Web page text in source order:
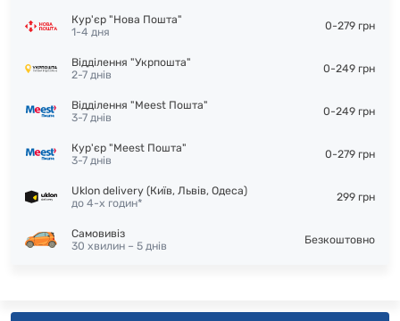
Кур'єр "Нова Пошта"
1-4 дня
0-279 грн
Відділення "Укрпошта"
2-7 днів
0-249 грн
Відділення "Meest Пошта"
3-7 днів
0-249 грн
Кур'єр "Meest Пошта"
3-7 днів
0-279 грн
Uklon delivery (Київ, Львів, Одеса)
до 4-х годин*
299 грн
Самовивіз
30 хвилин – 5 днів
Безкоштовно